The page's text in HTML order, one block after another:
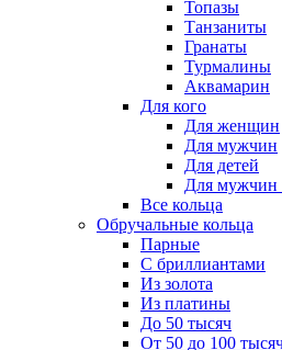
Топазы
Танзаниты
Гранаты
Турмалины
Аквамарин
Для кого
Для женщин
Для мужчин
Для детей
Для
Все кольца
Обручальные кольца
Парные
С бриллиантами
Из золота
Из платины
До 50 тысяч
От 50 до 100